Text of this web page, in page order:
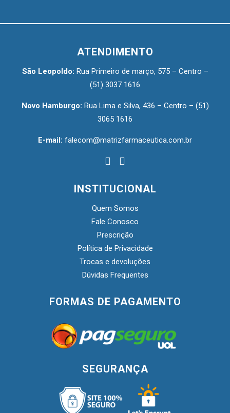
ATENDIMENTO
São Leopoldo: Rua Primeiro de março, 575 – Centro –
(51) 3037 1616
Novo Hamburgo: Rua Lima e Silva, 436 – Centro – (51)
3065 1616
E-mail: falecom@matrizfarmaceutica.com.br
INSTITUCIONAL
Quem Somos
Fale Conosco
Prescrição
Política de Privacidade
Trocas e devoluções
Dúvidas Frequentes
FORMAS DE PAGAMENTO
SEGURANÇA